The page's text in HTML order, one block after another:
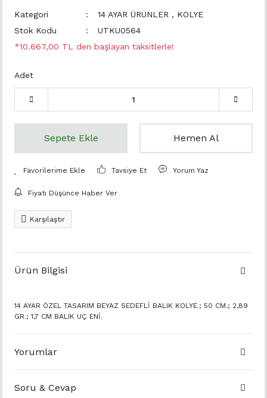
Kategori 14 AYAR ÜRÜNLER , KOLYE
Stok Kodu
UTKU0564
*10.667,00 TL den başlayan taksitlerle!
Adet
Sepete Ekle Hemen Al
Tavsiye Et Yorum Yaz
Fiyatı Düşünce Haber Ver
Karşılaştır
Ürün Bilgisi
14 AYAR ÖZEL TASARIM BEYAZ SEDEFLİ BALIK KOLYE.; 50 CM.; 2,89
GR.; 1,7 CM BALIK UÇ ENİ.
Yorumlar
Soru & Cevap